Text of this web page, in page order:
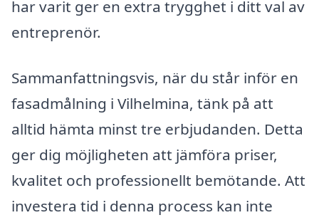
har varit ger en extra trygghet i ditt val av
entreprenör.
Sammanfattningsvis, när du står inför en
fasadmålning i Vilhelmina, tänk på att
alltid hämta minst tre erbjudanden. Detta
ger dig möjligheten att jämföra priser,
kvalitet och professionellt bemötande. Att
investera tid i denna process kan inte